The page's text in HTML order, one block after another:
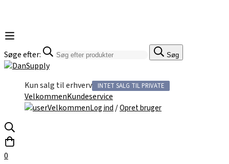
Søge efter: Søg
Kun salg til erhverv INTET SALG TIL PRIVATE
VelkommenKundeservice
VelkommenLog ind/Opret bruger
0